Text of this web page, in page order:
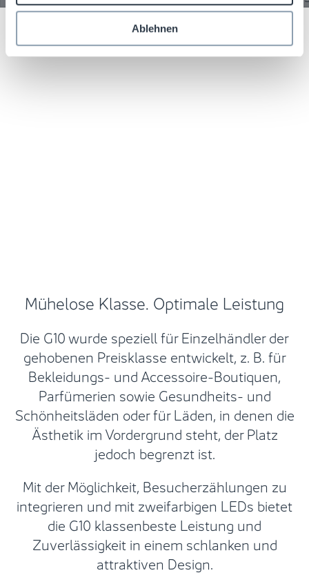
Ablehnen
Mühelose Klasse. Optimale Leistung
Die G10 wurde speziell für Einzelhändler der
gehobenen Preisklasse entwickelt, z. B. für
Bekleidungs- und Accessoire-Boutiquen,
Parfümerien sowie Gesundheits- und
Schönheitsläden oder für Läden, in denen die
Ästhetik im Vordergrund steht, der Platz
jedoch begrenzt ist.
Mit der Möglichkeit, Besucherzählungen zu
integrieren und mit zweifarbigen LEDs bietet
die G10 klassenbeste Leistung und
Zuverlässigkeit in einem schlanken und
attraktiven Design.